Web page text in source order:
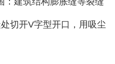
切开V字型开口，用吸尘